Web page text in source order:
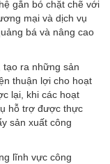
gắn bó chặt chẽ với
mại và dịch vụ
bá và nâng cao
tạo ra những sản
thuận lợi cho hoạt
lại, khi các hoạt
hỗ trợ được thực
sản xuất công
lĩnh vực công